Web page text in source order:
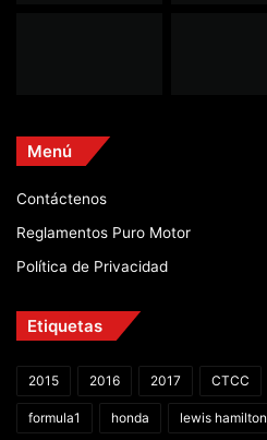
Menú
Contáctenos
Reglamentos Puro Motor
Política de Privacidad
Etiquetas
2015 2016 2017 CTCC
formula1 honda lewis hamilton